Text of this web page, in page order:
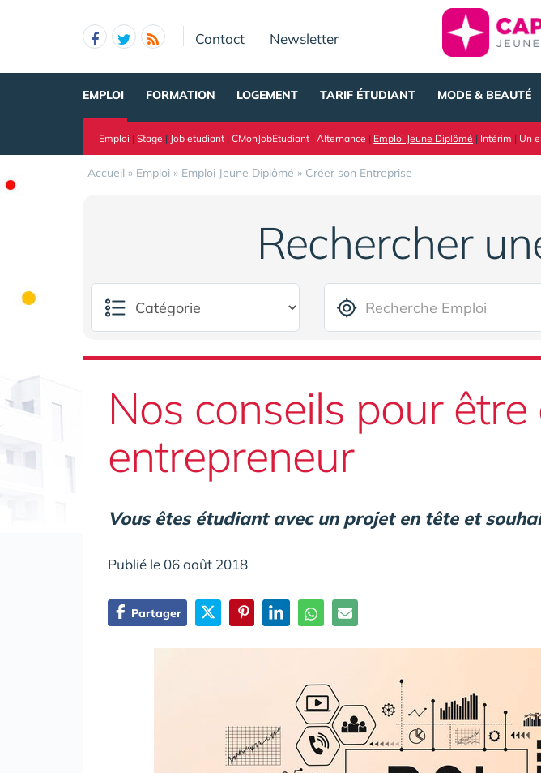
Contact Newsletter
EMPLOI FORMATION LOGEMENT TARIF ÉTUDIANT MODE & BEAUTÉ
Emploi | Stage | Job etudiant | CMonJobEtudiant | Alternance | Emploi Jeune Diplômé | Intérim | Un
Accueil » Emploi » Emploi Jeune Diplômé » Créer son Entreprise
Rechercher
Nos conseils pour
entrepreneur
Vous êtes étudiant avec un projet en tête et
Publié le 06 août 2018
Partager